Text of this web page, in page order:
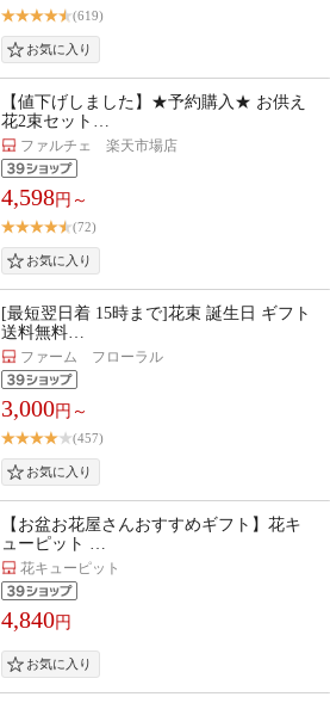
(619)
【値下げしました】★予約購入★ お供え
花2束セット…
ファルチェ 楽天市場店
4,598円～
(72)
[最短翌日着 15時まで]花束 誕生日 ギフト
送料無料…
ファーム フローラル
3,000円～
(457)
【お盆お花屋さんおすすめギフト】花キ
ューピット …
花キューピット
4,840円